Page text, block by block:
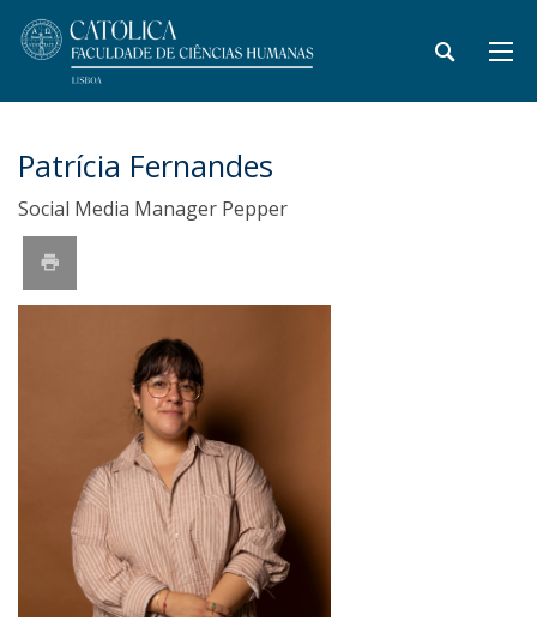
Patrícia Fernandes
Social Media Manager Pepper